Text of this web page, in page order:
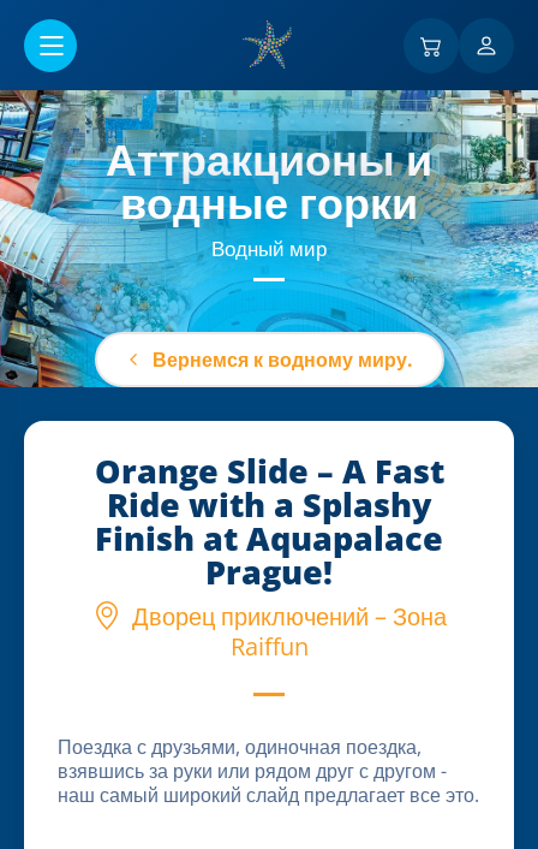
Аттракционыи
водные горки
Водный мир
Вернемся к водному миру.
Orange Slide – A Fast
Ride with a Splashy
Finish at Aquapalace
Prague!
Дворец приключений – Зона
Raiffun
Поездка с друзьями, одиночная поездка,
взявшись за руки или рядом друг с другом -
наш самый широкий слайд предлагает все это.